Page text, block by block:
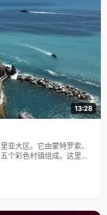
13:28
亚大区。它由蒙特罗索、
个彩色村镇组成。这里依
产。